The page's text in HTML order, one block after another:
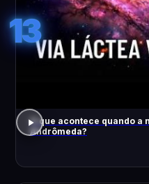
13
O que acontece quando a
Andrômeda?